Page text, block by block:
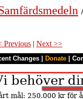
Previous | Next >>
Changes Donate